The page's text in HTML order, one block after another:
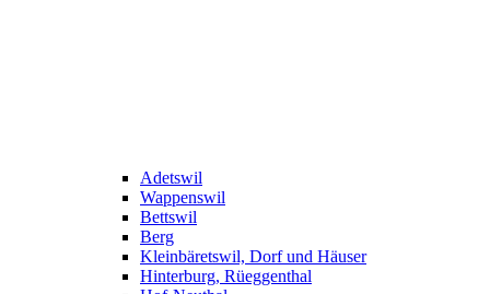
Adetswil
Wappenswil
Bettswil
Berg
Kleinbäretswil, Dorf und Häuser
Hinterburg, Rüeggenthal